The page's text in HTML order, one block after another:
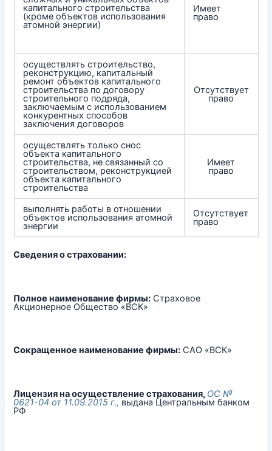
капитального строительства
(кроме объектов использования
атомной энергии)
Имеет
право
осуществлять строительство,
реконструкцию, капитальный
ремонт объектов капитального
строительства по договору
строительного подряда,
заключаемым с использованием
конкурентных способов
заключения договоров
Отсутствует
право
осуществлять только снос
объекта капитального
строительства, не связанный со
строительством, реконструкцией
объекта капитального
строительства
Имеет
право
выполнять работы в отношении
объектов использования атомной
энергии
Отсутствует
право
Сведения о страховании:
Полное наименование фирмы: Страховое
Акционерное Общество «ВСК»
Сокращенное наименование фирмы: САО «ВСК»
Лицензия на осуществление страхования, ОС №
0621-04 от 11.09.2015 г., выдана Центральным банком
РФ